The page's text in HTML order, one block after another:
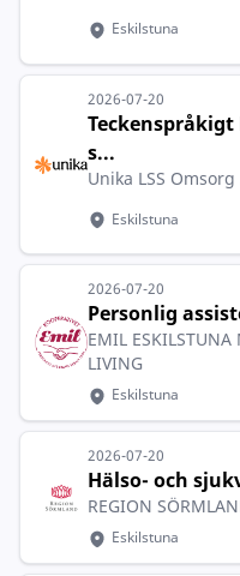
Eskilstuna
2026-07-20
Teckenspråkigt
s...
Unika LSS
Eskilstuna
2026-07-20
Personlig
EMIL ESKILSTUNA
LIVING
Eskilstuna
2026-07-20
Hälso- och
REGION
Eskilstuna